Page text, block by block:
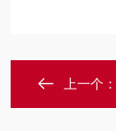
上一个：